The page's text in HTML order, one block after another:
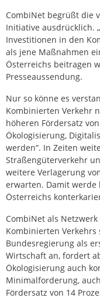
CombiNet begrüßt die
Initiative ausdrücklich.
Investitionen in den
als jene Maßnahmen
Österreichs beitragen
Presseaussendung.
Nur so könne es
Kombinierten Verkehr
höheren Fördersatz
Ökologisierung,
werden“. In Zeiten
Straßengüterverkehr
weitere Verlagerung
erwarten. Damit
Österreichs
CombiNet als
Kombinierten
Bundesregierung als
Wirtschaft an, fordert
Ökologisierung auch
Minimalforderung,
Fördersatz von 14